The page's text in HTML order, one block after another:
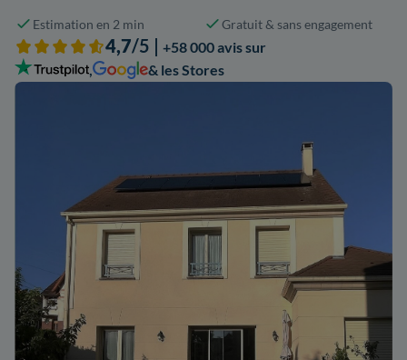
Estimation en 2 min Gratuit & sans engagement
4,7/5 | +58 000 avis sur
,
& les Stores